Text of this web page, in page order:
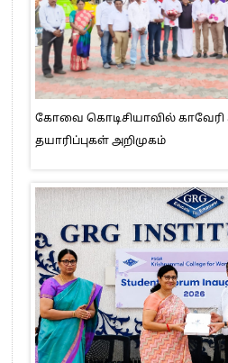
கோவை கொடிசியாவில் காவேரி
தயாரிப்புகள் அறிமுகம்